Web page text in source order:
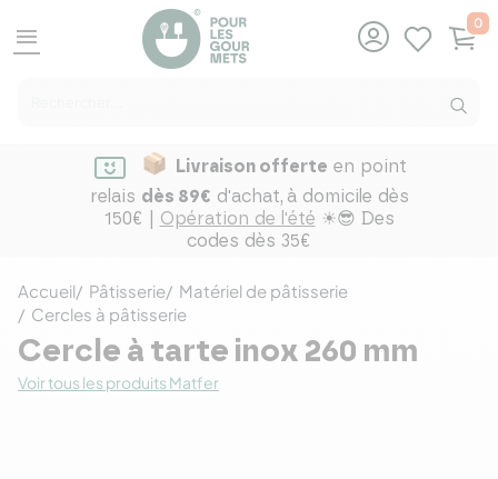
menu
0
Livraison offerte en point
relais dès 89€ d'achat, à domicile dès
150€ | Opération de l'été ☀😎 Des
codes dès 35€
Accueil Pâtisserie
Matériel de pâtisserie
Cercles à pâtisserie
Cercle à tarte inox 260 mm
Voir tous les produits Matfer